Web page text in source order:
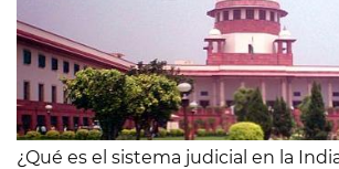
¿Qué es el sistema judicial en la